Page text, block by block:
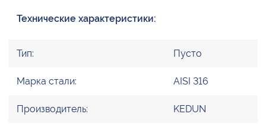
Технические характеристики:
Тип: Пусто
Марка стали: AISI 316
Производитель: KEDUN